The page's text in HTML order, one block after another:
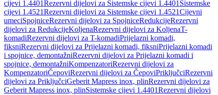
cijevi 1.4401Rezervni dijelovi za Sistemske cijevi 1.4401 Sistemske
cijevi 1.4521Rezervni dijelovi za Sistemske cijevi 1.4521Cijevni
umeciSpojniceRezervni dijelovi za SpojniceRedukcijeRezervni
dijelovi za RedukcijeKoljenaRezervni dijelovi za KoljenaT-
komadiRezervni dijelovi za T-komadiPrijelazni komadi,
fiksniRezervni dijelovi za Prijelazni komadi, fiksniPrijelazni komadi
i spojnice, demontažniRezervni dijelovi za Prijelazni komadi i
spojnice, demontažniKompenzatoriRezervni dijelovi za
KompenzatoriČepoviRezervni dijelovi za ČepoviPriključciRezervni
dijelovi za PriključciGeberit Mapress inox, plinRezervni dijelovi za
Geberit Mapress inox, plinSistemske cijevi 1.4401Rezervni dijelovi